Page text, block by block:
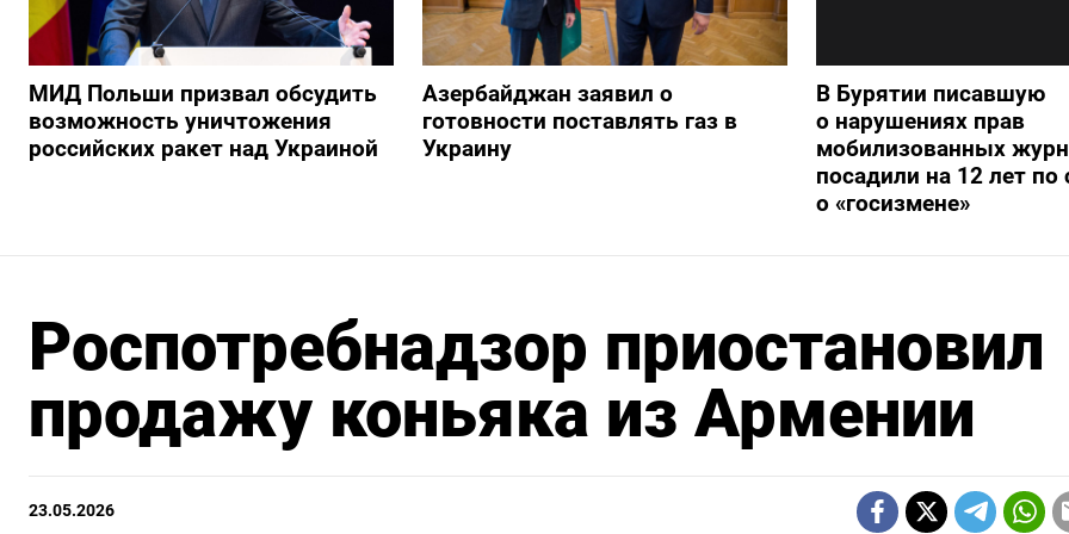
МИД Польши призвал обсудить
возможность уничтожения
российских ракет над Украиной
Азербайджан заявил о
готовности поставлять газ в
Украину
В Бурятии писавшую
о нарушениях прав
мобилизованных
посадили на 12 лет по
о «госизмене»
Роспотребнадзор приостановил
продажу коньяка из Армении
23.05.2026